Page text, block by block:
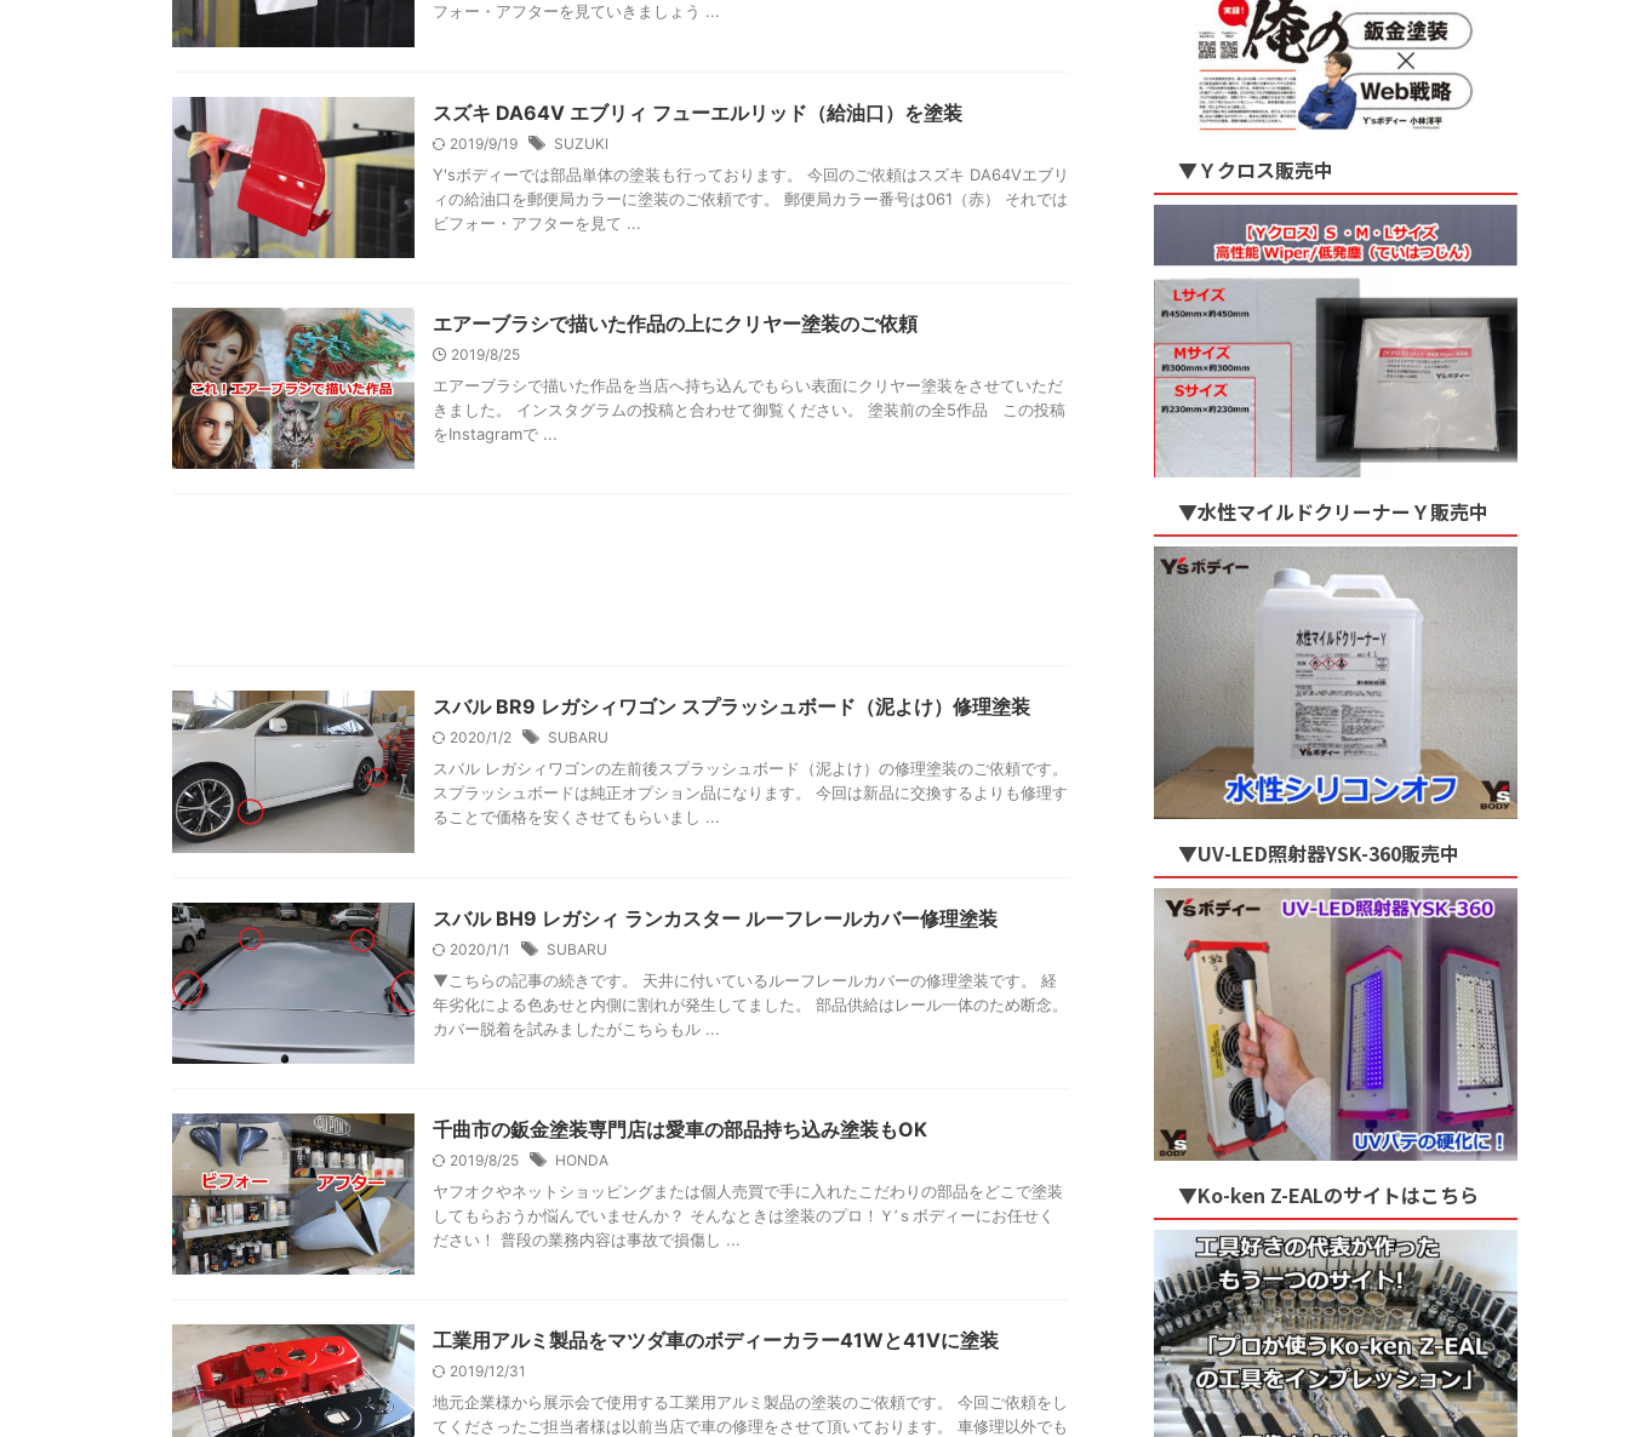
フォー・アフターを見ていきましょう ...
スズキ DA64V エブリィ フューエルリッド（給油口）を塗装
2019/9/19 SUZUKI
Y'sボディーでは部品単体の塗装も行っております。 今回のご依頼はスズキ DA64Vエブリ
ィの給油口を郵便局カラーに塗装のご依頼です。 郵便局カラー番号は061（赤） それでは
ビフォー・アフターを見て ...
エアーブラシで描いた作品の上にクリヤー塗装のご依頼
2019/8/25
エアーブラシで描いた作品を当店へ持ち込んでもらい表面にクリヤー塗装をさせていただ
きました。 インスタグラムの投稿と合わせて御覧ください。 塗装前の全5作品 この投稿
をInstagramで ...
スバル BR9 レガシィワゴン スプラッシュボード（泥よけ）修理塗装
2020/1/2 SUBARU
スバル レガシィワゴンの左前後スプラッシュボード（泥よけ）の修理塗装のご依頼です。
スプラッシュボードは純正オプション品になります。 今回は新品に交換するよりも修理す
ることで価格を安くさせてもらいまし ...
スバル BH9 レガシィ ランカスター ルーフレールカバー修理塗装
2020/1/1 SUBARU
▼こちらの記事の続きです。 天井に付いているルーフレールカバーの修理塗装です。 経
年劣化による色あせと内側に割れが発生してました。 部品供給はレール一体のため断念。
カバー脱着を試みましたがこちらもル ...
千曲市の鈑金塗装専門店は愛車の部品持ち込み塗装もOK
2019/8/25 HONDA
ヤフオクやネットショッピングまたは個人売買で手に入れたこだわりの部品をどこで塗装
してもらおうか悩んでいませんか？ そんなときは塗装のプロ！Ｙ’ｓボディーにお任せく
ださい！ 普段の業務内容は事故で損傷し ...
工業用アルミ製品をマツダ車のボディーカラー41Wと41Vに塗装
2019/12/31
地元企業様から展示会で使用する工業用アルミ製品の塗装のご依頼です。 今回ご依頼をし
てくださったご担当者様は以前当店で車の修理をさせて頂いております。 車修理以外でも
▼Ｙクロス販売中
▼水性マイルドクリーナーＹ販売中
▼UV-LED照射器YSK-360販売中
▼Ko-ken Z-EALのサイトはこちら